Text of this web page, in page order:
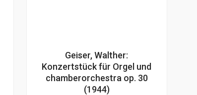
Geiser, Walther:
Konzertstück für Orgel und
chamberorchestra op. 30
(1944)